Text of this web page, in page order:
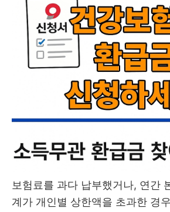
보험료를 과다 납부했거나, 연간
계가 개인별 상한액을 초과한 경